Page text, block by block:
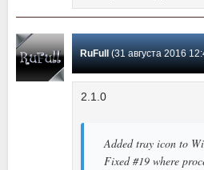
RuFull (31 августа 2016 12:44)
2.1.0
Added tray icon to
Fixed #19 where